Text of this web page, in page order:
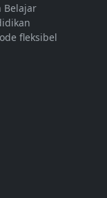
Belajar
fleksibel